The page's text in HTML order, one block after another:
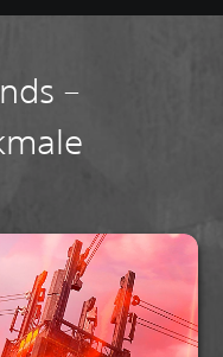
–